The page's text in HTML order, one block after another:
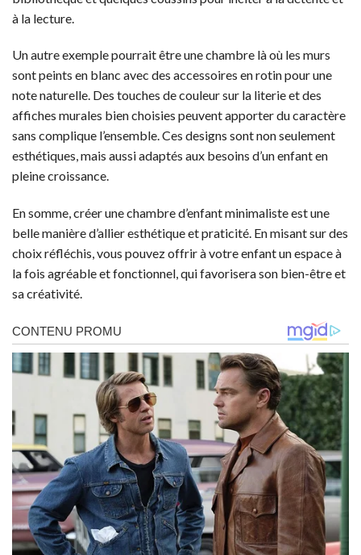
à la lecture.
Un autre exemple pourrait être une chambre là où les murs
sont peints en blanc avec des accessoires en rotin pour une
note naturelle. Des touches de couleur sur la literie et des
affiches murales bien choisies peuvent apporter du caractère
sans complique l’ensemble. Ces designs sont non seulement
esthétiques, mais aussi adaptés aux besoins d’un enfant en
pleine croissance.
En somme, créer une chambre d’enfant minimaliste est une
belle manière d’allier esthétique et praticité. En misant sur des
choix réfléchis, vous pouvez offrir à votre enfant un espace à
la fois agréable et fonctionnel, qui favorisera son bien-être et
sa créativité.